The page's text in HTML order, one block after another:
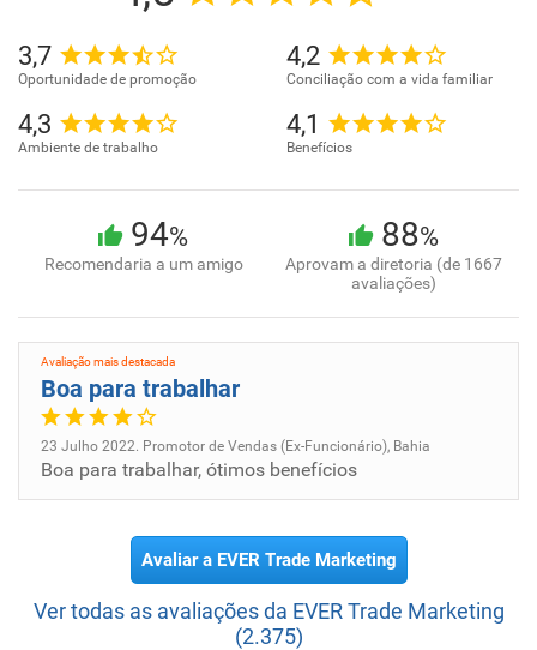
Liga Brasil Promo, 2021
PRÊMIO LIGA
Liga Brasil Promo, 2020
Involves, 2019
PRÊMIO LIGA
Liga Brasil Promo, 2019
PRÊMIO LIGA
3,7
Oportunidade de promoção
4,2
Conciliação com a vida familiar
4,3
Ambiente de trabalho
4,1
Benefícios
94%
Recomendaria a um amigo
88%
Aprovam a diretoria (de 1667
avaliações)
Avaliação mais destacada
Boa para trabalhar
23 Julho 2022. Promotor de Vendas (Ex-Funcionário), Bahia
Boa para trabalhar, ótimos benefícios
Avaliar a EVER Trade Marketing
Ver todas as avaliações da EVER Trade Marketing
(2.375)